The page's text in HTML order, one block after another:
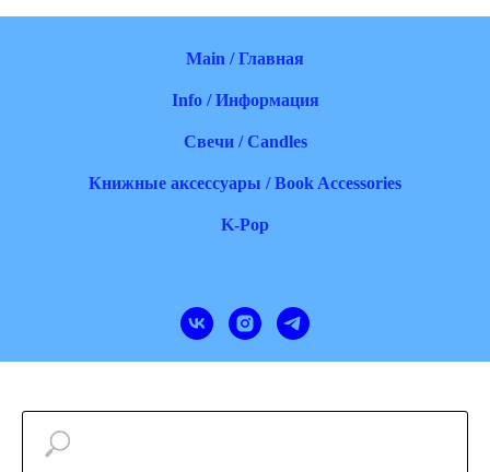
Main / Главная
Info / Информация
Свечи / Candles
Книжные аксессуары / Book Accessories
K-Pop